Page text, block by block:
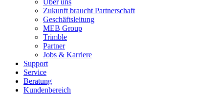
Über uns
Zukunft braucht Partnerschaft
Geschäftsleitung
MEB Group
Trimble
Partner
Jobs & Karriere
Support
Service
Beratung
Kundenbereich